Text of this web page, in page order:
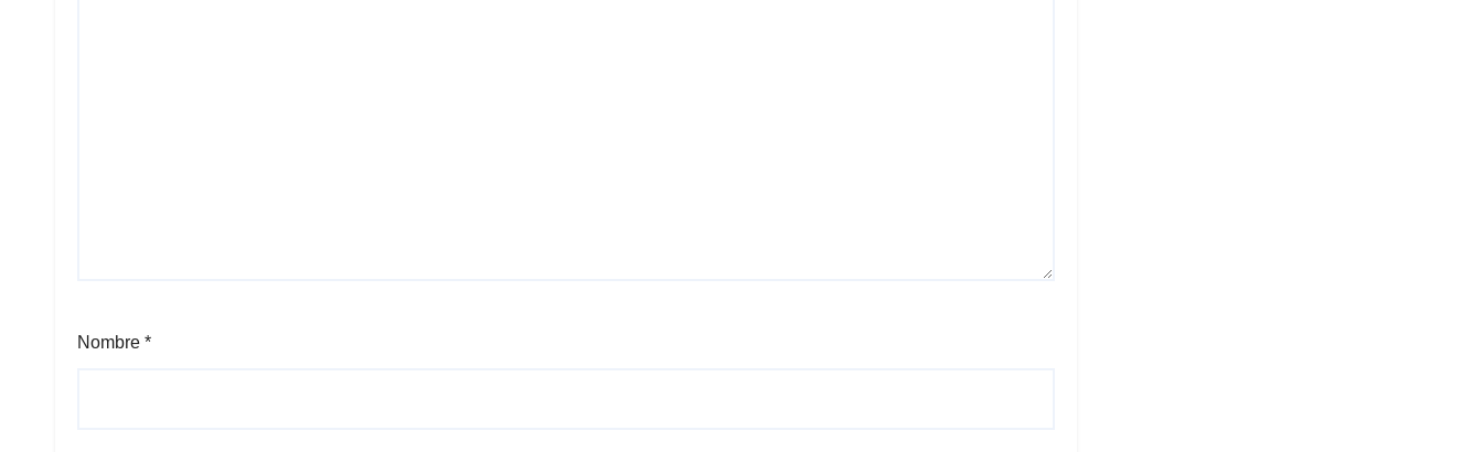
Nombre *